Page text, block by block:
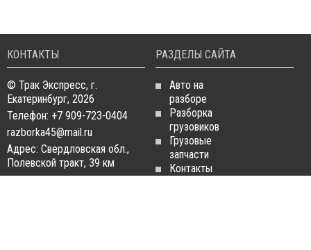
КОНТАКТЫ
© Трак Экспресс, г.
Екатеринбург, 2026
Телефон: +7 909-723-0404
razborka45@mail.ru
Адрес: Свердловская обл.,
Полевской тракт, 39 км
РАЗДЕЛЫ САЙТА
Авто на
разборе
Разборка
грузовиков
Грузовые
запчасти
Контакты